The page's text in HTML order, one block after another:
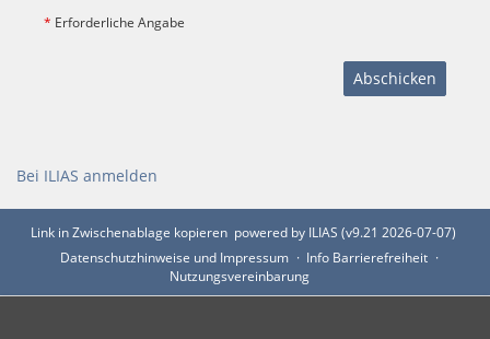
* Erforderliche Angabe
Abschicken
Bei ILIAS anmelden
Link in Zwischenablage kopieren powered by ILIAS (v9.21 2026-07-07)
Datenschutzhinweise und Impressum
Info Barrierefreiheit
Nutzungsvereinbarung